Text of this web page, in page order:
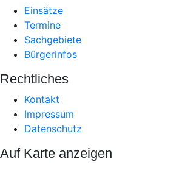
Einsätze
Termine
Sachgebiete
Bürgerinfos
Rechtliches
Kontakt
Impressum
Datenschutz
Auf Karte anzeigen